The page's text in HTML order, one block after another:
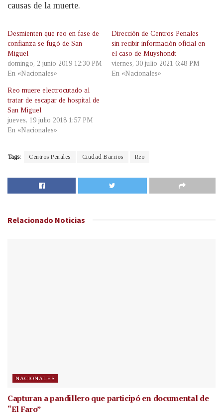
causas de la muerte.
Desmienten que reo en fase de
confianza se fugó de San
Miguel
domingo, 2 junio 2019 12:30 PM
En «Nacionales»
Dirección de Centros Penales
sin recibir información oficial en
el caso de Muyshondt
viernes, 30 julio 2021 6:48 PM
En «Nacionales»
Reo muere electrocutado al
tratar de escapar de hospital de
San Miguel
jueves, 19 julio 2018 1:57 PM
En «Nacionales»
Tags: Centros Penales Ciudad Barrios Reo
Relacionado Noticias
NACIONALES
Capturan a pandillero que participó en documental de
“El Faro”